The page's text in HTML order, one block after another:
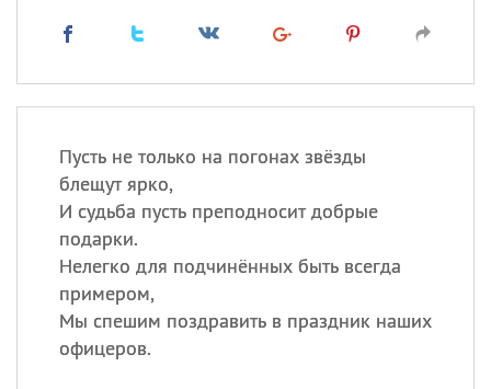
Пусть не только на погонах звёзды
блещут ярко,
И судьба пусть преподносит добрые
подарки.
Нелегко для подчинённых быть всегда
примером,
Мы спешим поздравить в праздник наших
офицеров.